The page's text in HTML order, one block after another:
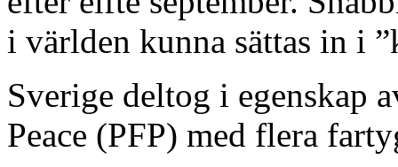
i världen kunna sättas in i
Sverige deltog i egenskap
Peace (PFP) med flera